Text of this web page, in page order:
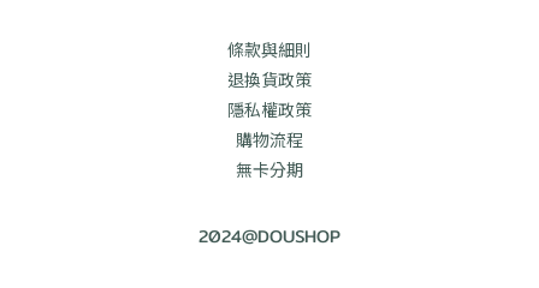
條款與細則
退換貨政策
隱私權政策
購物流程
無卡分期
2024@DOUSHOP